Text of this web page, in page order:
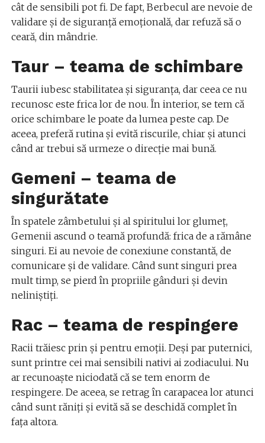
cât de sensibili pot fi. De fapt, Berbecul are nevoie de
validare și de siguranță emoțională, dar refuză să o
ceară, din mândrie.
Taur – teama de schimbare
Taurii iubesc stabilitatea și siguranța, dar ceea ce nu
recunosc este frica lor de nou. În interior, se tem că
orice schimbare le poate da lumea peste cap. De
aceea, preferă rutina și evită riscurile, chiar și atunci
când ar trebui să urmeze o direcție mai bună.
Gemeni – teama de
singurătate
În spatele zâmbetului și al spiritului lor glumeț,
Gemenii ascund o teamă profundă: frica de a rămâne
singuri. Ei au nevoie de conexiune constantă, de
comunicare și de validare. Când sunt singuri prea
mult timp, se pierd în propriile gânduri și devin
neliniștiți.
Rac – teama de respingere
Racii trăiesc prin și pentru emoții. Deși par puternici,
sunt printre cei mai sensibili nativi ai zodiacului. Nu
ar recunoaște niciodată că se tem enorm de
respingere. De aceea, se retrag în carapacea lor atunci
când sunt răniți și evită să se deschidă complet în
fața altora.